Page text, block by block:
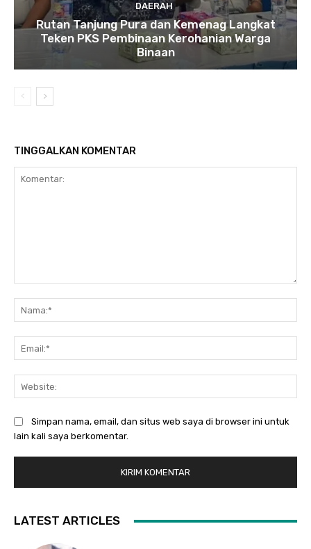
DAERAH
Rutan Tanjung Pura dan Kemenag Langkat
Teken PKS Pembinaan Kerohanian Warga
Binaan
TINGGALKAN KOMENTAR
Simpan nama, email, dan situs web saya di browser ini untuk
lain kali saya berkomentar.
LATEST ARTICLES